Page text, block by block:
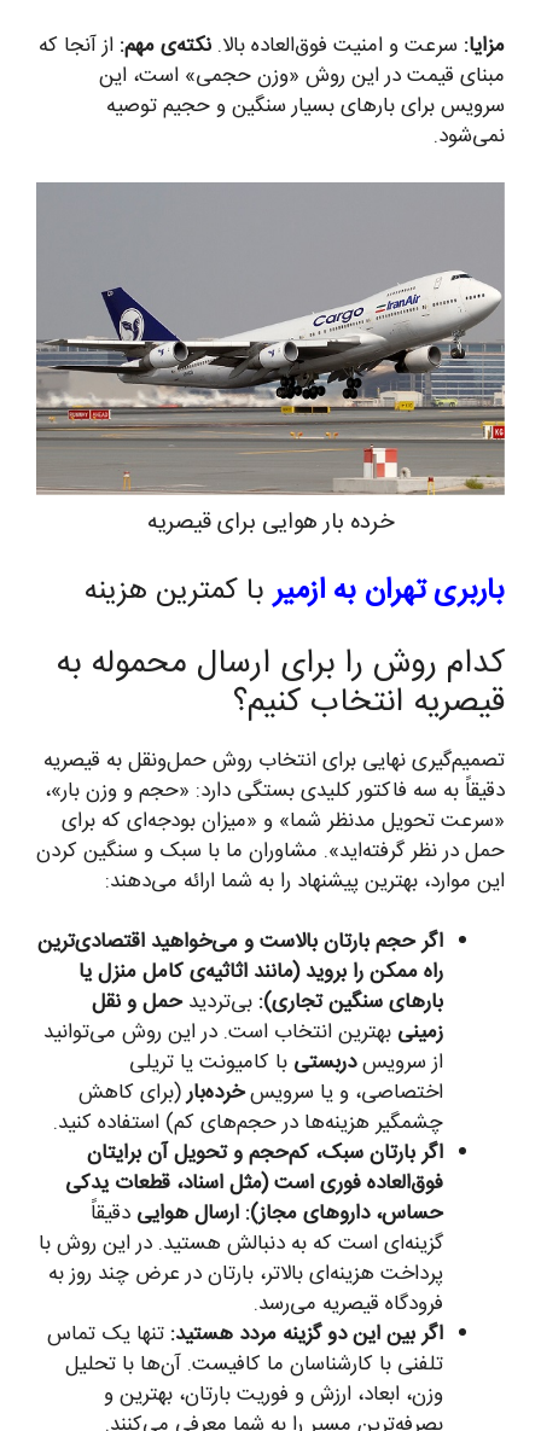
مزایا: سرعت و امنیت فوق‌العاده بالا. نکته‌ی مهم: از آنجا که
مبنای قیمت در این روش «وزن حجمی» است، این
سرویس برای بارهای بسیار سنگین و حجیم توصیه
نمی‌شود.
خرده بار هوایی برای قیصریه
باربری تهران به ازمیربا کمترین هزینه
کدام روش را برای ارسال محموله به
قیصریه انتخاب کنیم؟
تصمیم‌گیری نهایی برای انتخاب روش حمل‌ونقل به قیصریه
دقیقاً به سه فاکتور کلیدی بستگی دارد: «حجم و وزن بار»،
«سرعت تحویل مدنظر شما» و «میزان بودجه‌ای که برای
حمل در نظر گرفته‌اید». مشاوران ما با سبک و سنگین کردن
این موارد، بهترین پیشنهاد را به شما ارائه می‌دهند:
اگر حجم بارتان بالاست و می‌خواهید اقتصادی‌ترین
راه ممکن را بروید (مانند اثاثیه‌ی کامل منزل یا
بارهای سنگین تجاری): بی‌تردیدحمل و نقل
زمینی بهترین انتخاب است. در این روش می‌توانید
از سرویسدربستی با کامیونت یا تریلی
اختصاصی، و یا سرویسخرده‌بار(برای کاهش
چشمگیر هزینه‌ها در حجم‌های کم) استفاده کنید.
اگر بارتان سبک، کم‌حجم و تحویل آن برایتان
فوق‌العاده فوری است (مثل اسناد، قطعات یدکی
حساس، داروهای مجاز): ارسال هوایی دقیقاً
گزینه‌ای است که به دنبالش هستید. در این روش با
پرداخت هزینه‌ای بالاتر، بارتان در عرض چند روز به
فرودگاه قیصریه می‌رسد.
اگر بین این دو گزینه مردد هستید: تنها یک تماس
تلفنی با کارشناسان ما کافیست. آن‌ها با تحلیل
وزن، ابعاد، ارزش و فوریت بارتان، بهترین و